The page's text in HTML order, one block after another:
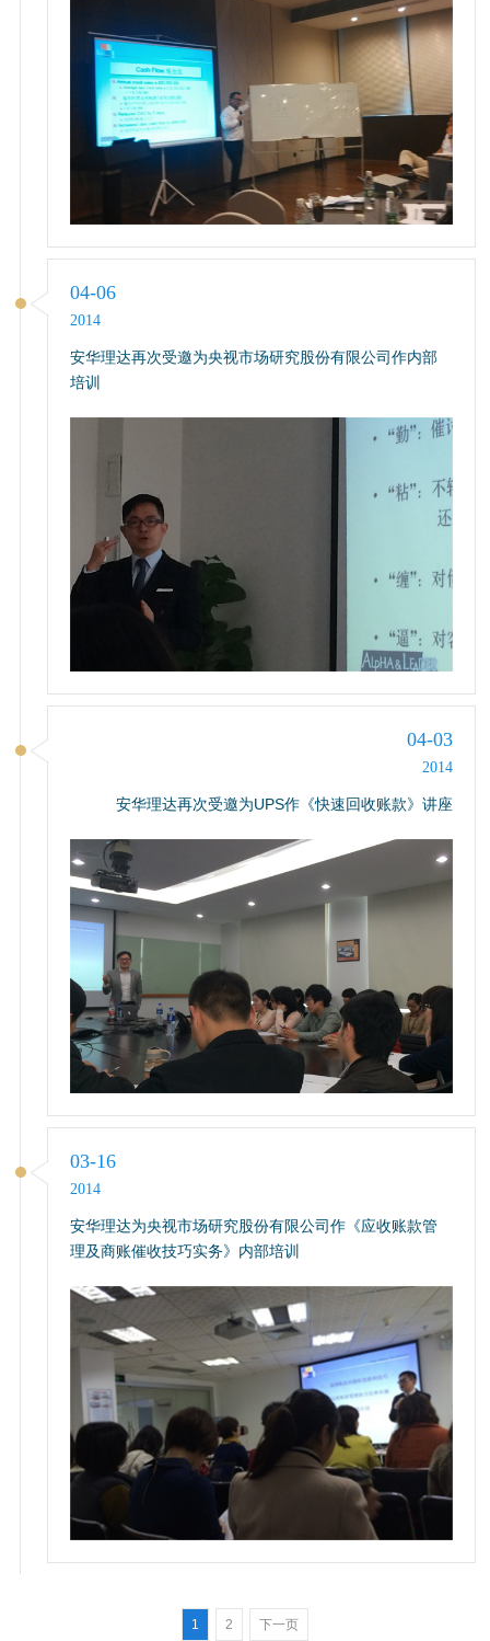
04-06
2014
安华理达再次受邀为央视市场研究股份有限公司作内部
培训
04-03
2014
安华理达再次受邀为UPS作《快速回收账款》讲座
03-16
2014
安华理达为央视市场研究股份有限公司作《应收账款管
理及商账催收技巧实务》内部培训
1 2 下一页